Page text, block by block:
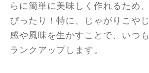
らに簡単に美味しく作れるため
ぴったり！特に、じゃがりこや
感や風味を生かすことで、いつ
ランクアップします。